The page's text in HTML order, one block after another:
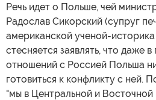
Речь идет о Польше, чей
Радослав Сикорский (супруг
американской ученой-
стесняется заявлять, что даже
отношений с Россией Польша
готовиться к конфликту с ней.
"мы в Центральной и